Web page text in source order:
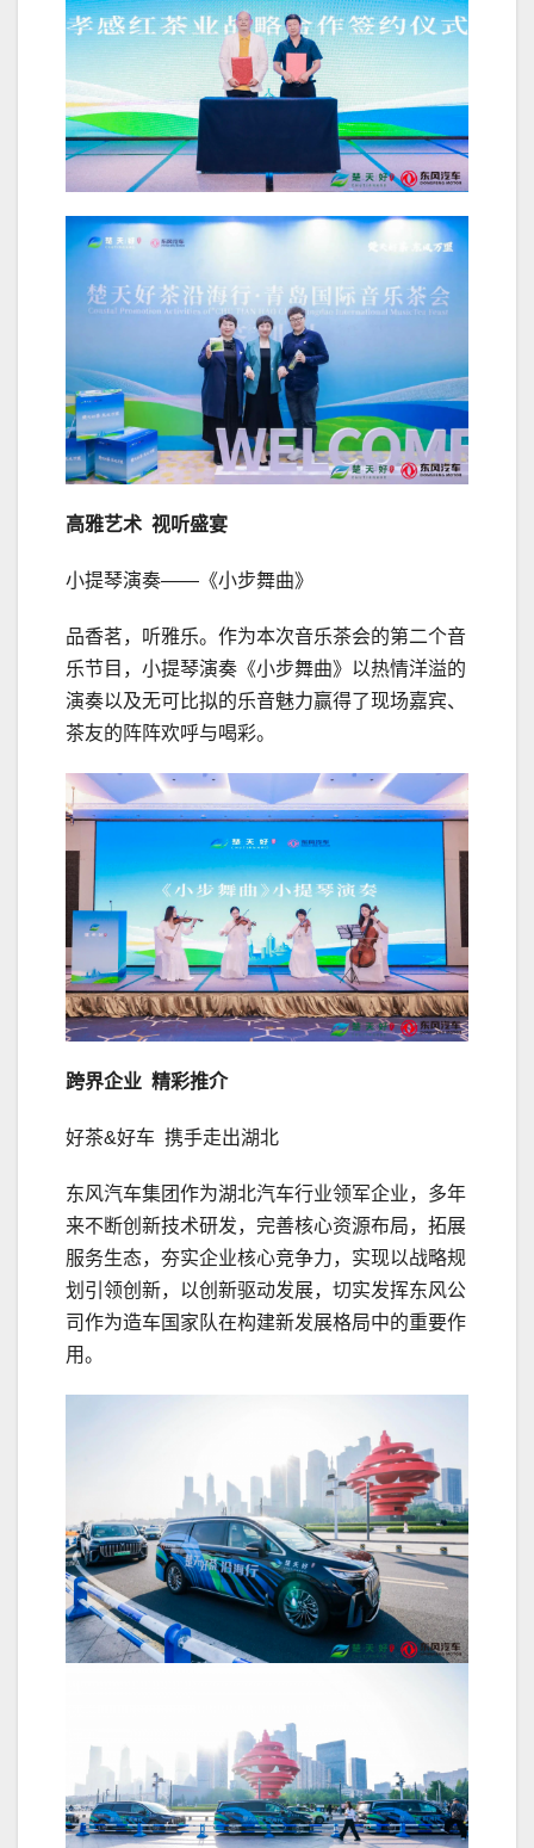
高雅艺术 视听盛宴
小提琴演奏——《小步舞曲》
品香茗，听雅乐。作为本次音乐茶会的第二个音
乐节目，小提琴演奏《小步舞曲》以热情洋溢的
演奏以及无可比拟的乐音魅力赢得了现场嘉宾、
茶友的阵阵欢呼与喝彩。
跨界企业 精彩推介
好茶&好车 携手走出湖北
东风汽车集团作为湖北汽车行业领军企业，多年
来不断创新技术研发，完善核心资源布局，拓展
服务生态，夯实企业核心竞争力，实现以战略规
划引领创新，以创新驱动发展，切实发挥东风公
司作为造车国家队在构建新发展格局中的重要作
用。